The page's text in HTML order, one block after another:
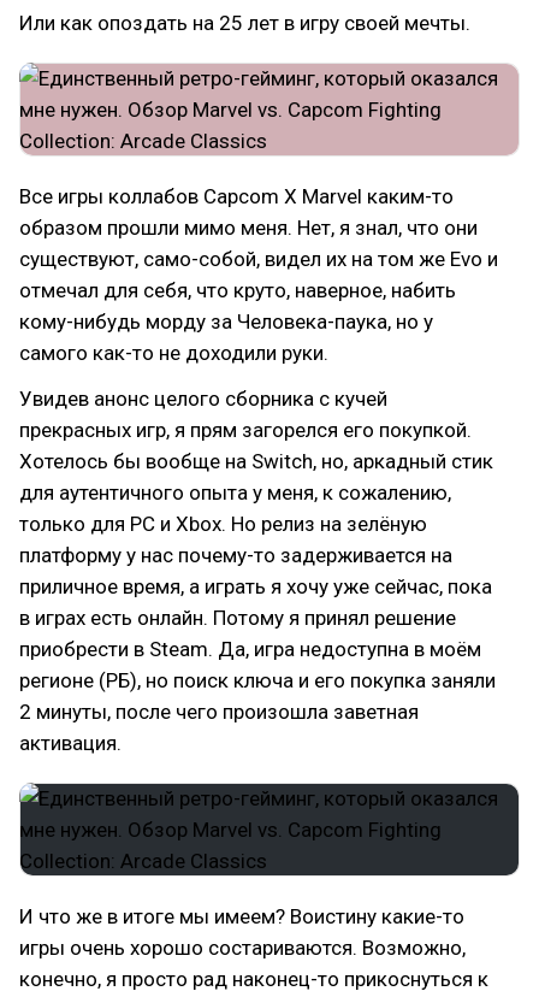
Или как опоздать на 25 лет в игру своей мечты.
Все игры коллабов Capcom X Marvel каким-то
образом прошли мимо меня. Нет, я знал, что они
существуют, само-собой, видел их на том же Evo и
отмечал для себя, что круто, наверное, набить
кому-нибудь морду за Человека-паука, но у
самого как-то не доходили руки.
Увидев анонс целого сборника с кучей
прекрасных игр, я прям загорелся его покупкой.
Хотелось бы вообще на Switch, но, аркадный стик
для аутентичного опыта у меня, к сожалению,
только для PC и Xbox. Но релиз на зелёную
платформу у нас почему-то задерживается на
приличное время, а играть я хочу уже сейчас, пока
в играх есть онлайн. Потому я принял решение
приобрести в Steam. Да, игра недоступна в моём
регионе (РБ), но поиск ключа и его покупка заняли
2 минуты, после чего произошла заветная
активация.
И что же в итоге мы имеем? Воистину какие-то
игры очень хорошо состариваются. Возможно,
конечно, я просто рад наконец-то прикоснуться к